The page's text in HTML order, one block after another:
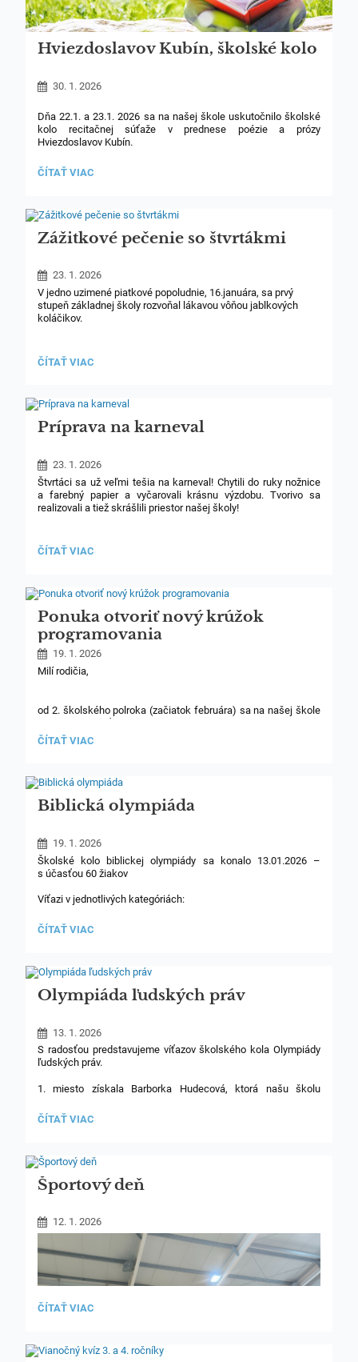
Hviezdoslavov Kubín, školské kolo
30. 1. 2026
Dňa 22.1. a 23.1. 2026 sa na našej škole uskutočnilo školské
kolo recitačnej súťaže v prednese poézie a prózy
Hviezdoslavov Kubín.
V porote hodnotili pani učiteľka Iveta Hudecová, Ľubica
HVIEZDOSLAVOV
KOLO:
ČÍTAŤ VIAC
Zážitkové pečenie so štvrtákmi
23. 1. 2026
V jedno uzimené piatkové popoludnie, 16.januára, sa prvý
stupeň základnej školy rozvoňal lákavou vôňou jablkových
koláčikov.
štvrtákom v ŠKD tvorivý program. Spoločne napiekli chutné
jablkové taštičky i štrúdle. Deti krájali, strúhali, plnili a natierali
ZÁŽITKOVÉ
ŠTVRTÁKMI:
ČÍTAŤ VIAC
Príprava na karneval
23. 1. 2026
Štvrtáci sa už veľmi tešia na karneval! Chytili do ruky nožnice
a farebný papier a vyčarovali krásnu výzdobu. Tvorivo sa
realizovali a tiež skrášlili priestor našej školy!
PRÍPRAVA
ČÍTAŤ VIAC
Ponuka otvoriť nový krúžok
programovania
19. 1. 2026
Milí rodičia,
od 2. školského polroka (začiatok februára) sa na našej škole
pre žiakov a 2. stupňa a nižšieho gymnázia. K dispozícii je
PONUKA
KRÚŽOK
PROGRAMOVANIA:
ČÍTAŤ VIAC
Biblická olympiáda
19. 1. 2026
Školské kolo biblickej olympiády sa konalo 13.01.2026 –
s účasťou 60 žiakov
Víťazi v jednotlivých kategóriách:
Základná škola:
Gymnázium nižšie:1.m. (45b) Kvarta 1: Michal Šmilňák, Michal
Hudec, Dávid Miškolci,
Gymnázium vyššie :
Martin Ziman, Hana Mrázová
BIBLICKÁ
ČÍTAŤ VIAC
Olympiáda ľudských práv
13. 1. 2026
S radosťou predstavujeme víťazov školského kola Olympiády
ľudských práv.
1. miesto získala Barborka Hudecová, ktorá našu školu
kole. Držíme jej palce aj tento rok!
náhradníčkou pre krajské kolo a zúčastní sa ho nesúťažne.
OLYMPIÁDA
ČÍTAŤ VIAC
Športový deň
12. 1. 2026
ŠPORTOVÝ
ČÍTAŤ VIAC